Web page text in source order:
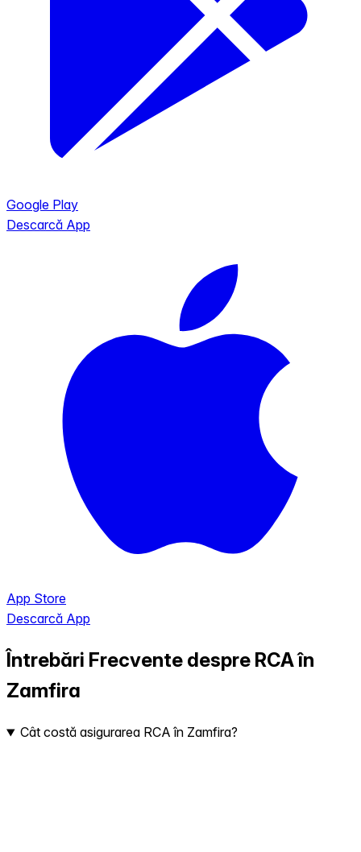
Google Play
Descarcă App
App Store
Descarcă App
Întrebări Frecvente despre RCA în
Zamfira
Cât costă asigurarea RCA în Zamfira?